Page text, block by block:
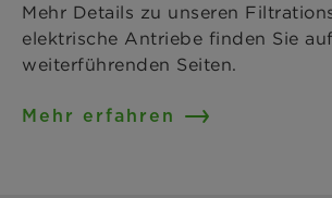
Mehr Details zu unseren
elektrische Antriebe finden Sie
weiterführenden Seiten.
Mehr erfahren